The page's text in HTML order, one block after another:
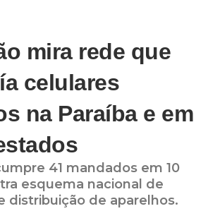
mira rede que
celulares
na Paraíba e em
41 mandados em 10
esquema nacional de
distribuição de aparelhos.